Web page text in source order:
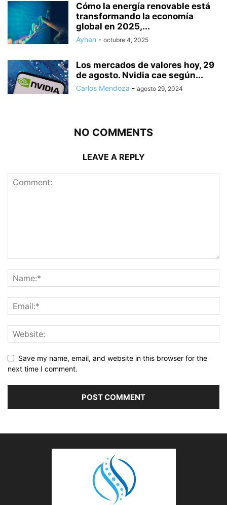
Cómo la energía renovable está
transformando la economía
global en 2025,...
Ayhan - octubre 4, 2025
Los mercados de valores hoy, 29
de agosto. Nvidia cae según...
Carlos Mendoza - agosto 29, 2024
NO COMMENTS
LEAVE A REPLY
Save my name, email, and website in this browser for the
next time I comment.